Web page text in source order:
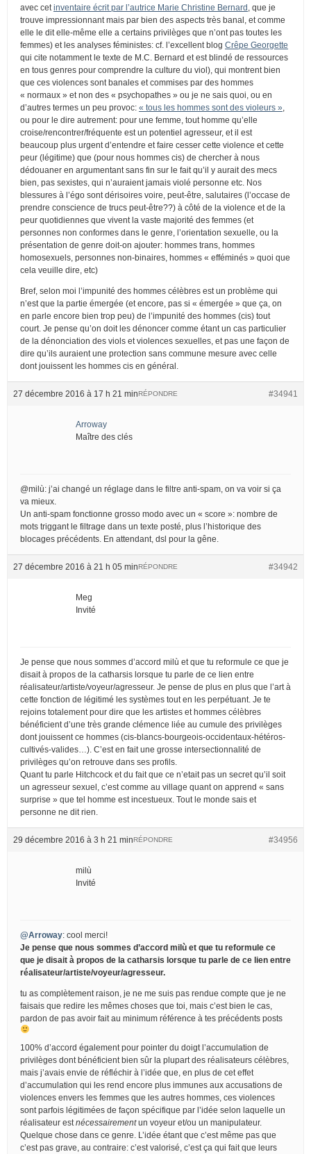
avec cet inventaire écrit par l’autrice Marie Christine Bernard , que je
trouve impressionnant mais par bien des aspects très banal, et comme
elle le dit elle-même elle a certains privilèges que n’ont pas toutes les
femmes) et les analyses féministes: cf. l’excellent blog Crêpe Georgette
qui cite notamment le texte de M.C. Bernard et est blindé de ressources
en tous genres pour comprendre la culture du viol), qui montrent bien
que ces violences sont banales et commises par des hommes
« normaux » et non des « psychopathes » ou je ne sais quoi, ou en
d’autres termes un peu provoc: « tous les hommes sont des violeurs »
ou pour le dire autrement: pour une femme, tout homme qu’elle
croise/rencontrer/fréquente est un potentiel agresseur, et il est
beaucoup plus urgent d’entendre et faire cesser cette violence et cette
peur (légitime) que (pour nous hommes cis) de chercher à nous
dédouaner en argumentant sans fin sur le fait qu’il y aurait des mecs
bien, pas sexistes, qui n’auraient jamais violé personne etc. Nos
blessures à l’égo sont dérisoires voire, peut-être, salutaires (l’occase de
prendre conscience de trucs peut-être??) à côté de la violence et de la
peur quotidiennes que vivent la vaste majorité des femmes (et
personnes non conformes dans le genre, l’orientation sexuelle, ou la
présentation de genre doit-on ajouter: hommes trans, hommes
homosexuels, personnes non-binaires, hommes « efféminés » quoi que
cela veuille dire, etc)
Bref, selon moi l’impunité des hommes célèbres est un problème qui
n’est que la partie émergée (et encore, pas si « émergée » que ça, on
en parle encore bien trop peu) de l’impunité des hommes (cis) tout
court. Je pense qu’on doit les dénoncer comme étant un cas particulier
de la dénonciation des viols et violences sexuelles, et pas une façon de
dire qu’ils auraient une protection sans commune mesure avec celle
dont jouissent les hommes cis en général.
27 décembre 2016 à 17 h 21 min #34941
RÉPONDRE
Arroway
Maître des clés
@milù: j’ai changé un réglage dans le filtre anti-spam, on va voir si ça
va mieux.
Un anti-spam fonctionne grosso modo avec un « score »: nombre de
mots triggant le filtrage dans un texte posté, plus l’historique des
blocages précédents. En attendant, dsl pour la gêne.
27 décembre 2016 à 21 h 05 min #34942
RÉPONDRE
Meg
Invité
Je pense que nous sommes d’accord milù et que tu reformule ce que je
disait à propos de la catharsis lorsque tu parle de ce lien entre
réalisateur/artiste/voyeur/agresseur. Je pense de plus en plus que l’art à
cette fonction de légitimé les systèmes tout en les perpétuant. Je te
rejoins totalement pour dire que les artistes et hommes célèbres
bénéficient d’une très grande clémence liée au cumule des privilèges
dont jouissent ce hommes (cis-blancs-bourgeois-occidentaux-hétéros-
cultivés-valides…). C’est en fait une grosse intersectionnalité de
privilèges qu’on retrouve dans ses profils.
Quant tu parle Hitchcock et du fait que ce n’etait pas un secret qu’il soit
un agresseur sexuel, c’est comme au village quant on apprend « sans
surprise » que tel homme est incestueux. Tout le monde sais et
personne ne dit rien.
29 décembre 2016 à 3 h 21 min #34956
RÉPONDRE
milù
Invité
@Arroway: cool merci!
Je pense que nous sommes d’accord milù et que tu reformule ce
que je disait à propos de la catharsis lorsque tu parle de ce lien entre
réalisateur/artiste/voyeur/agresseur.
tu as complètement raison, je ne me suis pas rendue compte que je ne
faisais que redire les mêmes choses que toi, mais c’est bien le cas,
pardon de pas avoir fait au minimum référence à tes précédents posts
100% d’accord également pour pointer du doigt l’accumulation de
privilèges dont bénéficient bien sûr la plupart des réalisateurs célèbres,
mais j’avais envie de réfléchir à l’idée que, en plus de cet effet
d’accumulation qui les rend encore plus immunes aux accusations de
violences envers les femmes que les autres hommes, ces violences
sont parfois légitimées de façon spécifique par l’idée selon laquelle un
réalisateur est nécessairementun voyeur et/ou un manipulateur.
Quelque chose dans ce genre. L’idée étant que c’est même pas que
c’est pas grave, au contraire: c’est valorisé, c’est ça qui fait que leurs